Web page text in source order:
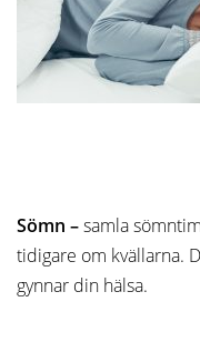
Sömn –samla
tidigare om kvällarna.
gynnar din hälsa.